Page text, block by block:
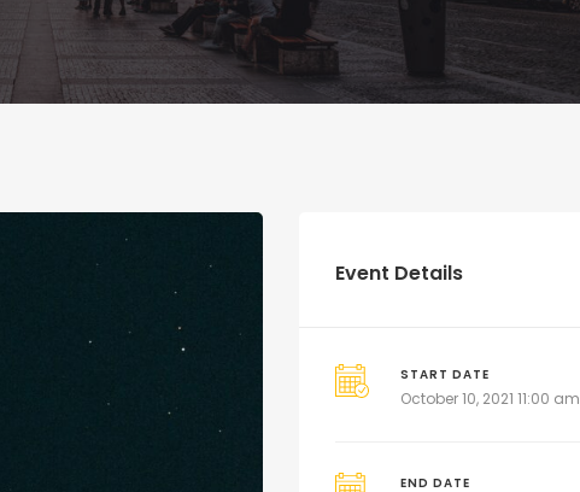
Event Details
START DATE
October 10, 2021 11:00 am
END DATE